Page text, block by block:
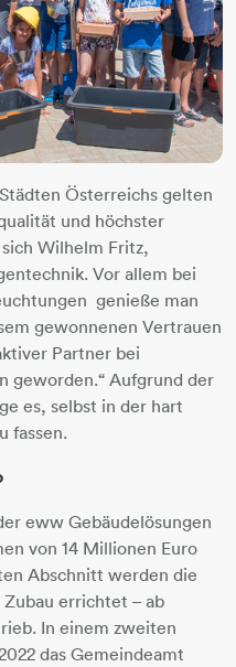
Österreichs gelten
und höchster
Wilhelm Fritz,
Vor allem bei
genieße man
gewonnenen Vertrauen
Partner bei
geworden.“ Aufgrund der
es, selbst in der hart
fassen.
eww Gebäudelösungen
von 14 Millionen Euro
Abschnitt werden die
errichtet – ab
In einem zweiten
das Gemeindeamt